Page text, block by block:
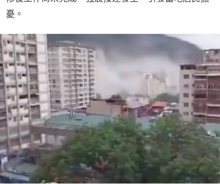
憂。